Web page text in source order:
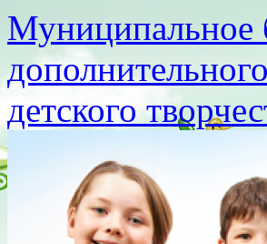
Муниципальное
детского